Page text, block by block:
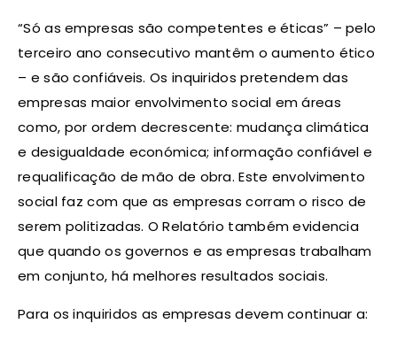
“Só as empresas são competentes e éticas” – pelo
terceiro ano consecutivo mantêm o aumento ético
– e são confiáveis. Os inquiridos pretendem das
empresas maior envolvimento social em áreas
como, por ordem decrescente: mudança climática
e desigualdade económica; informação confiável e
requalificação de mão de obra. Este envolvimento
social faz com que as empresas corram o risco de
serem politizadas. O Relatório também evidencia
que quando os governos e as empresas trabalham
em conjunto, há melhores resultados sociais.
Para os inquiridos as empresas devem continuar a: